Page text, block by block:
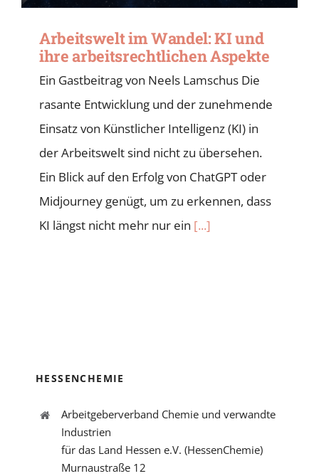
Arbeitswelt im Wandel: KI und
ihre arbeitsrechtlichen Aspekte
Ein Gastbeitrag von Neels Lamschus Die
rasante Entwicklung und der zunehmende
Einsatz von Künstlicher Intelligenz (KI) in
der Arbeitswelt sind nicht zu übersehen.
Ein Blick auf den Erfolg von ChatGPT oder
Midjourney genügt, um zu erkennen, dass
KI längst nicht mehr nur ein [...]
HESSENCHEMIE
Arbeitgeberverband Chemie und verwandte
Industrien
für das Land Hessen e.V. (HessenChemie)
Murnaustraße 12